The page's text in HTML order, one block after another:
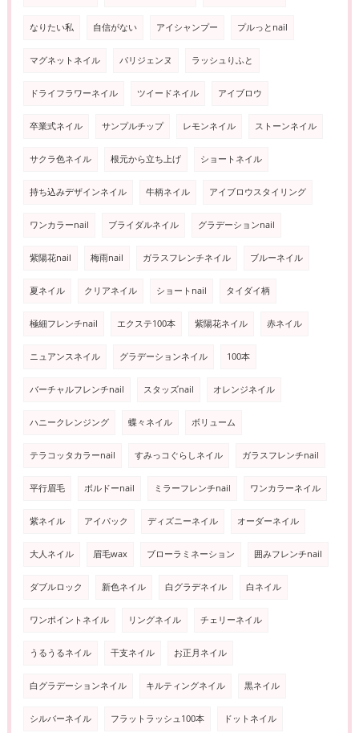
なりたい私 自信がない アイシャンプー プルっとnail
マグネットネイル パリジェンヌ ラッシュりふと
ドライフラワーネイル ツイードネイル アイブロウ
卒業式ネイル サンプルチップ レモンネイル ストーンネイル
サクラ色ネイル 根元から立ち上げ ショートネイル
持ち込みデザインネイル 牛柄ネイル アイブロウスタイリング
ワンカラーnail ブライダルネイル グラデーションnail
紫陽花nail 梅雨nail ガラスフレンチネイル ブルーネイル
夏ネイル クリアネイル ショートnail タイダイ柄
極細フレンチnail エクステ100本 紫陽花ネイル 赤ネイル
ニュアンスネイル グラデーションネイル 100本
バーチャルフレンチnail スタッズnail オレンジネイル
ハニークレンジング 蝶々ネイル ボリューム
テラコッタカラーnail すみっコぐらしネイル ガラスフレンチnail
平行眉毛 ボルドーnail ミラーフレンチnail ワンカラーネイル
紫ネイル アイパック ディズニーネイル オーダーネイル
大人ネイル 眉毛wax ブローラミネーション 囲みフレンチnail
ダブルロック 新色ネイル 白グラデネイル 白ネイル
ワンポイントネイル リングネイル チェリーネイル
うるうるネイル 干支ネイル お正月ネイル
白グラデーションネイル キルティングネイル 黒ネイル
シルバーネイル フラットラッシュ100本 ドットネイル